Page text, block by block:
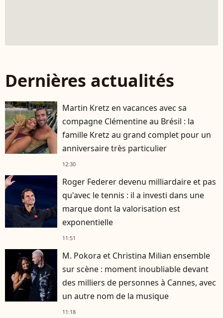
Dernières actualités
Martin Kretz en vacances avec sa
compagne Clémentine au Brésil : la
famille Kretz au grand complet pour un
anniversaire très particulier
12:30
Roger Federer devenu milliardaire et pas
qu'avec le tennis : il a investi dans une
marque dont la valorisation est
exponentielle
11:51
M. Pokora et Christina Milian ensemble
sur scène : moment inoubliable devant
des milliers de personnes à Cannes, avec
un autre nom de la musique
11:18